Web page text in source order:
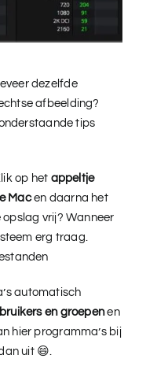
dezelfde
afbeelding?
tips
op het appeltje
Macen daarna het
opslag vrij? Wanneer
erg traag.
automatisch
en groepenen
hier programma’s bij
uit 😄.